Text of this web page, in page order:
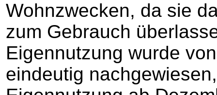
Wohnzwecken, da sie
zum Gebrauch
Eigennutzung wurde
eindeutig